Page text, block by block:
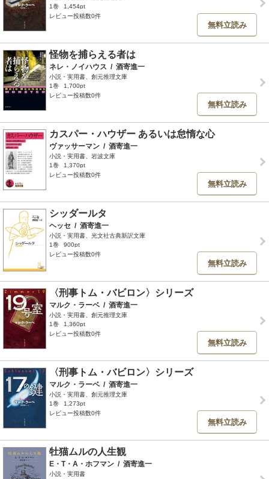
1巻
1,454pt
レビュー投稿数0件
無料立読み
怪物を捕らえる者は
ネレ・ノイハウス / 酒寄進一
小説・実用書、創元推理文庫
1巻
1,700pt
レビュー投稿数0件
無料立読み
カスパー・ハウザー あるいは怠惰な心
ヴァッサーマン / 酒寄進一
小説・実用書、岩波文庫
1巻
1,370pt
レビュー投稿数0件
無料立読み
シッダールタ
ヘッセ / 酒寄進一
小説・実用書、光文社古典新訳文庫
1巻
900pt
レビュー投稿数0件
無料立読み
〈刑事トム・バビロン〉シリーズ
マルク・ラーベ / 酒寄進一
小説・実用書、創元推理文庫
1巻
1,360pt
レビュー投稿数0件
無料立読み
〈刑事トム・バビロン〉シリーズ
マルク・ラーベ / 酒寄進一
小説・実用書、創元推理文庫
1巻
1,273pt
レビュー投稿数0件
無料立読み
牡猫ムルの人生観
E・T・A・ホフマン / 酒寄進一
小説・実用書